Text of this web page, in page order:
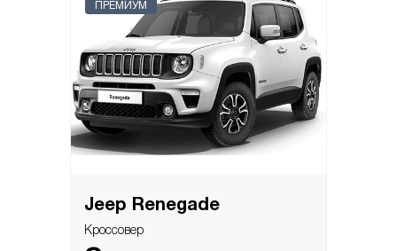
ПРЕМИУМ
Jeep Renegade
Кроссовер